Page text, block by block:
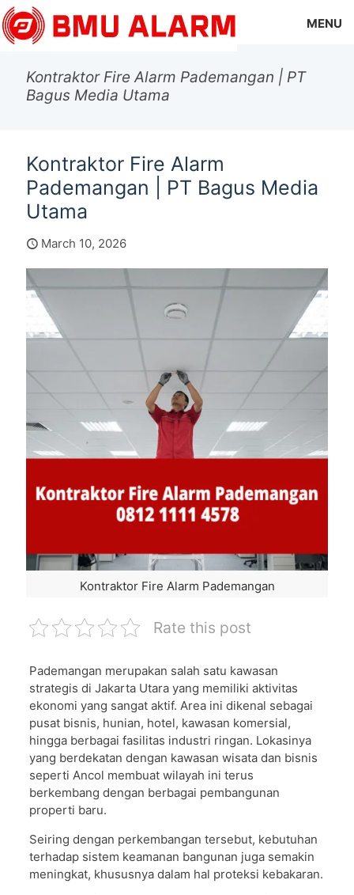
MENU
Kontraktor Fire Alarm Pademangan | PT
Bagus Media Utama
Kontraktor Fire Alarm
Pademangan | PT Bagus Media
Utama
March 10, 2026
Kontraktor Fire Alarm Pademangan
Rate this post
Pademangan merupakan salah satu kawasan
strategis di Jakarta Utara yang memiliki aktivitas
ekonomi yang sangat aktif. Area ini dikenal sebagai
pusat bisnis, hunian, hotel, kawasan komersial,
hingga berbagai fasilitas industri ringan. Lokasinya
yang berdekatan dengan kawasan wisata dan bisnis
seperti Ancol membuat wilayah ini terus
berkembang dengan berbagai pembangunan
properti baru.
Seiring dengan perkembangan tersebut, kebutuhan
terhadap sistem keamanan bangunan juga semakin
meningkat, khususnya dalam hal proteksi kebakaran.